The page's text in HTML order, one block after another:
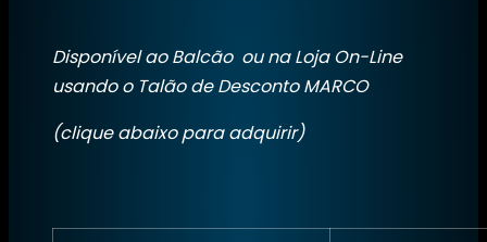
Disponível ao Balcão ou na Loja On-Line
usando o Talão de Desconto MARCO
(clique abaixo para adquirir)